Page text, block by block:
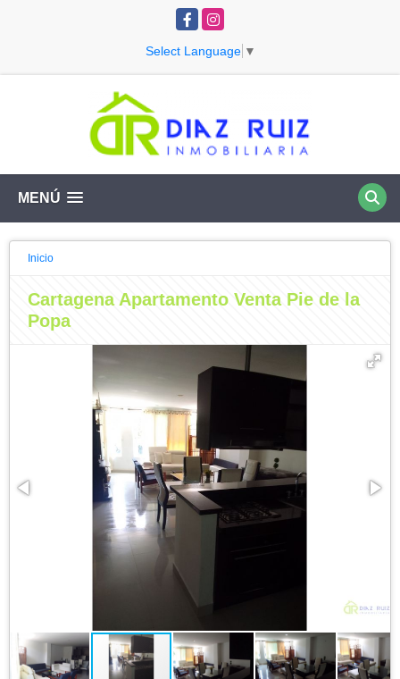
FacebookInstagram
Select Language ▼
MENÚ
Inicio
Cartagena Apartamento Venta Pie de la
Popa